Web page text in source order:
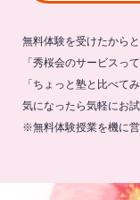
無料体験を受けたから
「秀桜会のサービスっ
「ちょっと塾と比べてみ
気になったら気軽にお
※無料体験授業を機に営